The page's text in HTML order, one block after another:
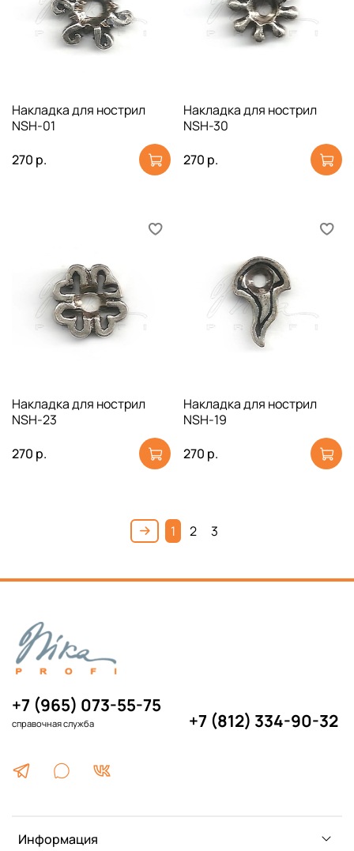
Накладка для нострил
NSH-01
270 р.
Накладка для нострил
NSH-30
270 р.
Накладка для нострил
NSH-23
270 р.
Накладка для нострил
NSH-19
270 р.
1 2 3
Информация
+7 (965) 073-55-75
справочная служба +7 (812) 334-90-32